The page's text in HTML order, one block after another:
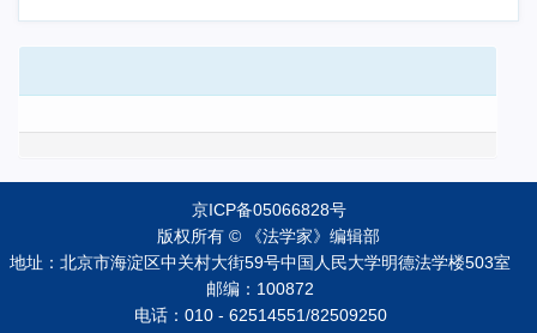
京ICP备05066828号
版权所有 © 《法学家》编辑部
地址：北京市海淀区中关村大街59号中国人民大学明德法学楼503室
邮编：100872
电话：010 - 62514551/82509250